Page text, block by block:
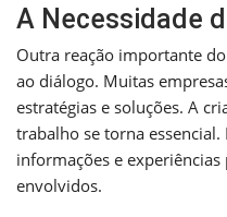
A Necessidade
Outra reação importante
ao diálogo. Muitas
estratégias e soluções. A
trabalho se torna
informações e
envolvidos.